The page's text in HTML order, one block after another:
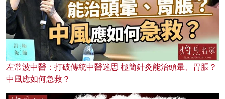
左常波中醫：打破傳統中醫迷思 極簡針灸能治頭暈、胃脹？
中風應如何急救？